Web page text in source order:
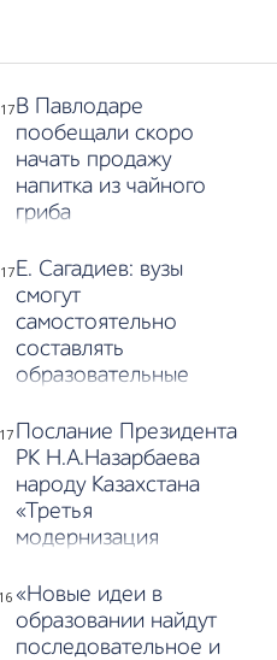
В Павлодаре
пообещали скоро
начать продажу
напитка из чайного
гриба
Е. Сагадиев: вузы
смогут
самостоятельно
составлять
образовательные
Послание Президента
РК Н.А.Назарбаева
народу Казахстана
«Третья
модернизация
глобальная
конкурентоспособность»
«Новые идеи в
образовании найдут
последовательное и